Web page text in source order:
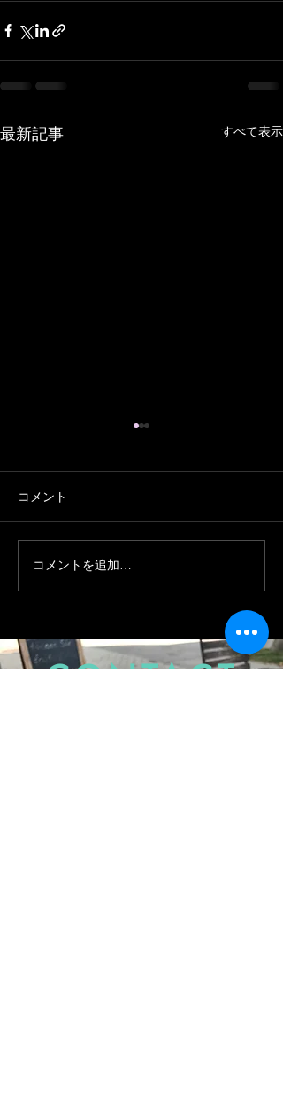
最新記事 すべて表示
クルーズ船ガイドをしま
した
コメント
コメントを追加…
CONTACT